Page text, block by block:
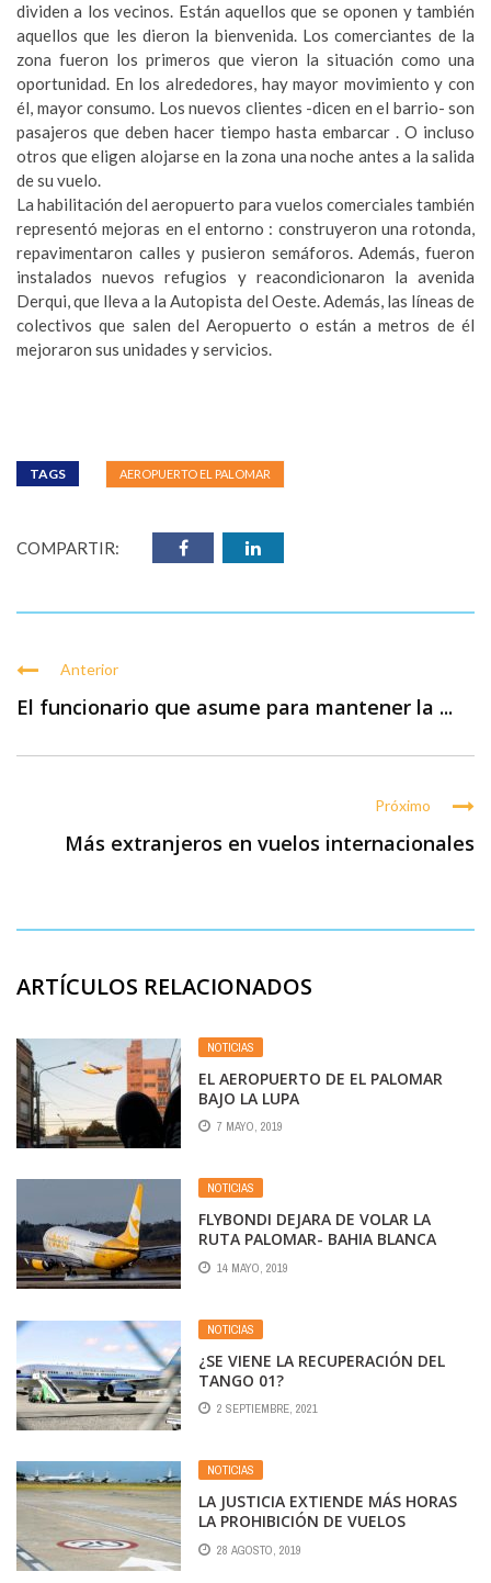
dividen a los vecinos. Están aquellos que se oponen y también
aquellos que les dieron la bienvenida. Los comerciantes de la
zona fueron los primeros que vieron la situación como una
oportunidad. En los alrededores, hay mayor movimiento y con
él, mayor consumo. Los nuevos clientes -dicen en el barrio- son
pasajeros que deben hacer tiempo hasta embarcar . O incluso
otros que eligen alojarse en la zona una noche antes a la salida
de su vuelo.
La habilitación del aeropuerto para vuelos comerciales también
representó mejoras en el entorno : construyeron una rotonda,
repavimentaron calles y pusieron semáforos. Además, fueron
instalados nuevos refugios y reacondicionaron la avenida
Derqui, que lleva a la Autopista del Oeste. Además, las líneas de
colectivos que salen del Aeropuerto o están a metros de él
mejoraron sus unidades y servicios.
TAGS AEROPUERTO EL PALOMAR
COMPARTIR:
Anterior
El funcionario que asume para mantener la ...
Próximo
Más extranjeros en vuelos internacionales
ARTÍCULOS RELACIONADOS
NOTICIAS
EL AEROPUERTO DE EL PALOMAR
BAJO LA LUPA
7 MAYO, 2019
NOTICIAS
FLYBONDI DEJARA DE VOLAR LA
RUTA PALOMAR- BAHIA BLANCA
DESDE EL PRIMERO DE JUNIO. LO
ANTICIPAMOS EN FEBRERO
14 MAYO, 2019
NOTICIAS
¿SE VIENE LA RECUPERACIÓN DEL
TANGO 01?
2 SEPTIEMBRE, 2021
NOTICIAS
LA JUSTICIA EXTIENDE MÁS HORAS
LA PROHIBICIÓN DE VUELOS
NOCTURNOS EN EL PALOMAR
28 AGOSTO, 2019